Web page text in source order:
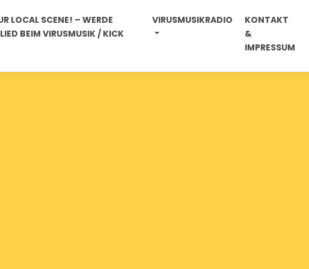
LOCAL SCENE! – WERDE
BEIM VIRUSMUSIK / KICK
VIRUSMUSIKRADIO
KONTAKT
&
IMPRESSUM